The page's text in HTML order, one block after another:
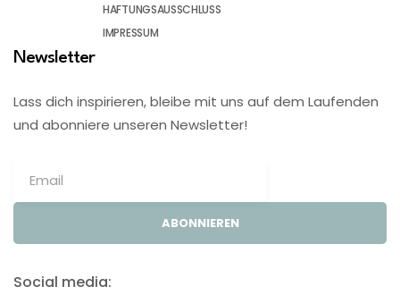
HAFTUNGSAUSSCHLUSS
IMPRESSUM
Newsletter
Lass dich inspirieren, bleibe mit uns auf dem Laufenden
und abonniere unseren Newsletter!
ABONNIEREN
Social media: